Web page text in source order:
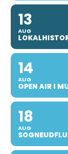
13
AUG
14
AUG
OPEN AIR I
18
AUG